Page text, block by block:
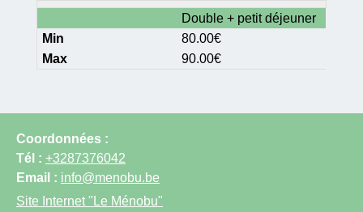
Double + petit déjeuner
80.00€
90.00€
Coordonnées :
Tél : +3287376042
Email : info@menobu.be
Site Internet "Le Ménobu"